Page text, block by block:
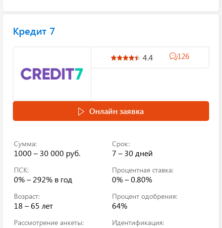
Кредит 7
4.4 126
Онлайн заявка
Сумма:
1000 – 30 000 руб.
Срок:
7 – 30 дней
ПСК:
0% – 292% в год
Процентная ставка:
0% – 0.80%
Возраст:
18 – 65 лет
Процент одобрения:
64%
Рассмотрение анкеты: Идентификация: